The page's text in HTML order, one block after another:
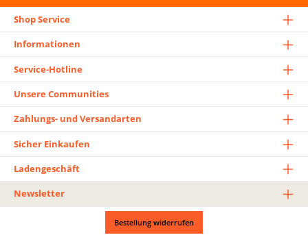
Shop Service
Informationen
Service-Hotline
Unsere Communities
Zahlungs- und Versandarten
Sicher Einkaufen
Ladengeschäft
Newsletter
Bestellung widerrufen